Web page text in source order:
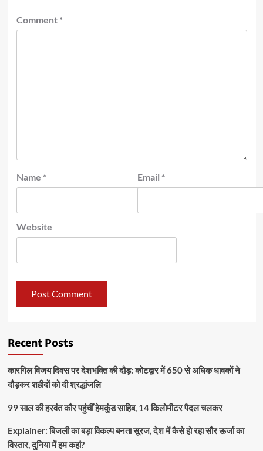
Comment *
Name * Email *
Website
Recent Posts
कारगिल विजय दिवस पर देशभक्ति की दौड़: कोटद्वार में 650 से अधिक धावकों ने
दौड़कर शहीदों को दी श्रद्धांजलि
99 साल की हरवंत कौर पहुंचीं हेमकुंड साहिब, 14 किलोमीटर पैदल चलकर
Explainer: बिजली का बड़ा विकल्प बनता सूरज, देश में कैसे हो रहा सौर ऊर्जा का
विस्तार, दुनिया में हम कहां?